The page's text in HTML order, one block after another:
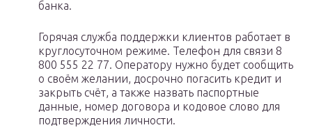
банка.
Горячая служба поддержки клиентов работает в
круглосуточном режиме. Телефон для связи 8
800 555 22 77. Оператору нужно будет сообщить
о своём желании, досрочно погасить кредит и
закрыть счёт, а также назвать паспортные
данные, номер договора и кодовое слово для
подтверждения личности.